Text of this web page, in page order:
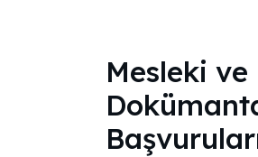
Mesleki